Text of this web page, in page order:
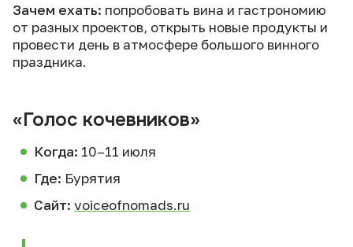
Зачем ехать: попробовать вина и гастрономию
от разных проектов, открыть новые продукты и
провести день в атмосфере большого винного
праздника.
«Голос кочевников»
Когда: 10–11 июля
Где: Бурятия
Сайт: voiceofnomads.ru